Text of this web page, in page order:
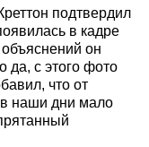
подтвердил
в кадре
он
да, с этого фото
что от
в наши дни мало